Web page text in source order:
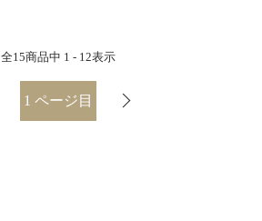
全15商品中 1 - 12表示
1 ページ目